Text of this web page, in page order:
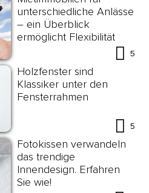
unterschiedliche Anlässe
– ein Überblick
ermöglicht Flexibilität
5
Holzfenster sind
Klassiker unter den
Fensterrahmen
5
Fotokissen verwandeln
das trendige
Innendesign. Erfahren
Sie wie!